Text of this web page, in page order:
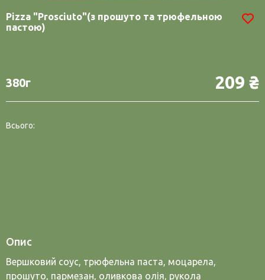
Pizza "Prosciuto"(з прошуто та трюфельною
пастою)
380г 209 ₴
Всього:
Опис
Вершковий соус, трюфельна паста, моцарела,
прошуто, пармезан, оливкова олія, рукола